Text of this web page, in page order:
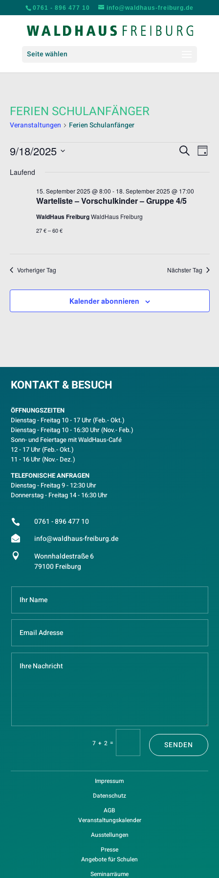
0761 - 896 477 10 info@waldhaus-freiburg.de
Seite wählen
FERIEN SCHULANFÄNGER
Veranstaltungen Ferien Schulanfänger
VERANSTALTUNGEN
FÜR
18.
SEPTEMBER
SUCHE
SucheTag
9/18/2025
wählen.
Laufend
Warteliste – Vorschulkinder – Gruppe 4/5
15. September 2025 @ 8:00 - 18. September 2025 @ 17:00
WaldHaus FreiburgWaldHaus Freiburg
27 € – 60 €
Vorheriger Tag Nächster Tag
Kalender abonnieren
KONTAKT & BESUCH
ÖFFNUNGSZEITEN
Dienstag - Freitag 10 - 17 Uhr (Feb.- Okt.)
Dienstag - Freitag 10 - 16:30 Uhr (Nov.- Feb.)
Sonn- und Feiertage mit WaldHaus-Café
12 - 17 Uhr (Feb.- Okt.)
11 - 16 Uhr (Nov.- Dez.)
TELEFONISCHE ANFRAGEN
Dienstag - Freitag 9 - 12:30 Uhr
Donnerstag - Freitag 14 - 16:30 Uhr
 0761 - 896 477 10
 info@waldhaus-freiburg.de

Wonnhaldestraße 6
79100 Freiburg
7 + 2 = SENDEN
Impressum
Datenschutz
AGB
Veranstaltungskalender
Ausstellungen
Presse
Angebote für Schulen
Seminarräume